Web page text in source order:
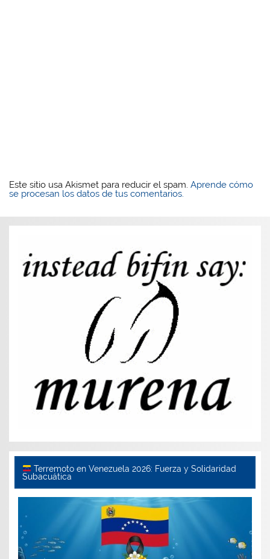
Este sitio usa Akismet para reducir el spam.Aprende cómo
se procesan los datos de tus comentarios.
Terremoto en Venezuela 2026: Fuerza y Solidaridad
Subacuática